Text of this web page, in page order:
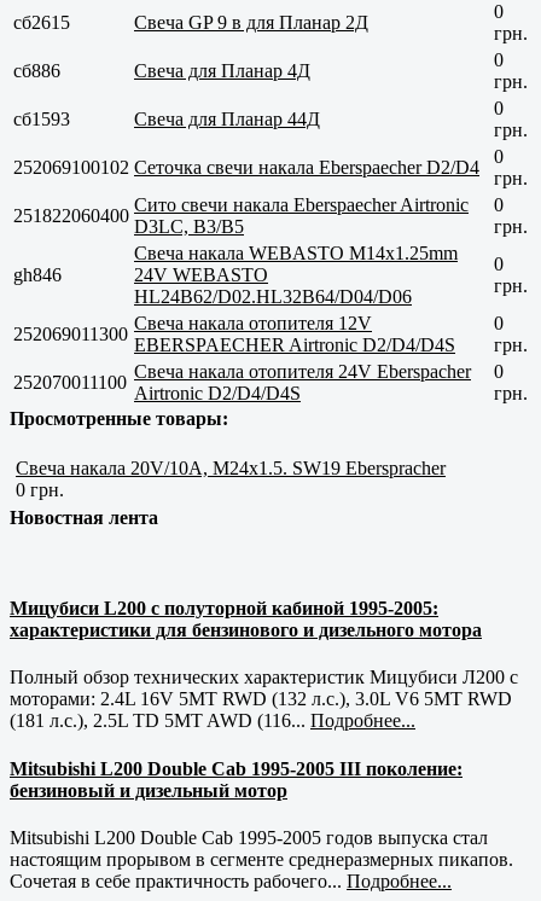
сб2615 Свеча GP 9 в для Планар 2Д
0
грн.
сб886
Свеча для Планар 4Д
0
грн.
сб1593
Свеча для Планар 44Д
0
грн.
252069100102 Сеточка свечи накала Eberspaecher D2/D4
0
грн.
251822060400
Сито свечи накала Eberspaecher Airtronic
D3LC, В3/B5
0
грн.
gh846
Свеча накала WEBASTO M14x1.25mm
24V WEBASTO
HL24B62/D02.HL32B64/D04/D06
0
грн.
252069011300
Свеча накала отопителя 12V
EBERSPAECHER Airtronic D2/D4/D4S
0
грн.
252070011100
Свеча накала отопителя 24V Eberspacher
Airtronic D2/D4/D4S
0
грн.
Просмотренные товары:
Свеча накала 20V/10A, M24x1.5. SW19 Eberspracher
0 грн.
Новостная лента
Мицубиси L200 с полуторной кабиной 1995-2005:
характеристики для бензинового и дизельного мотора
Полный обзор технических характеристик Мицубиси Л200 с
моторами: 2.4L 16V 5MT RWD (132 л.с.), 3.0L V6 5MT RWD
(181 л.с.), 2.5L TD 5MT AWD (116... Подробнее...
Mitsubishi L200 Double Cab 1995-2005 III поколение:
бензиновый и дизельный мотор
Mitsubishi L200 Double Cab 1995-2005 годов выпуска стал
настоящим прорывом в сегменте среднеразмерных пикапов.
Сочетая в себе практичность рабочего... Подробнее...